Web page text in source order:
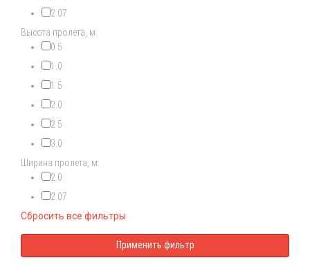
2.07
Высота пролета, м:
0.5
1.0
1.5
2.0
2.5
3.0
Ширина пролета, м:
2.0
2.07
Сбросить все фильтры